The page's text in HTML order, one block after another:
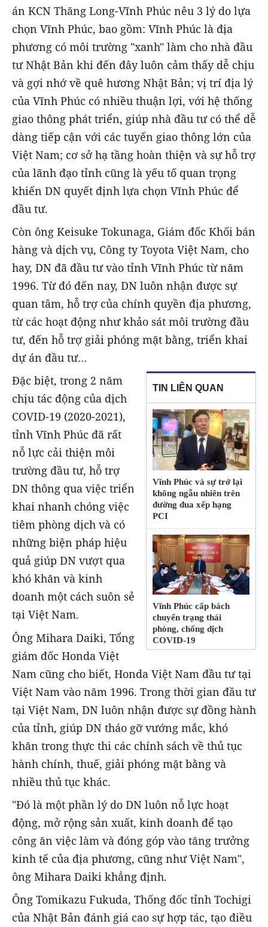
án KCN Thăng Long-Vĩnh Phúc nêu 3 lý do lựa
chọn Vĩnh Phúc, bao gồm: Vĩnh Phúc là địa
phương có môi trường "xanh" làm cho nhà đầu
tư Nhật Bản khi đến đây luôn cảm thấy dễ chịu
và gợi nhớ về quê hương Nhật Bản; vị trí địa lý
của Vĩnh Phúc có nhiều thuận lợi, với hệ thống
giao thông phát triển, giúp nhà đầu tư có thể dễ
dàng tiếp cận với các tuyến giao thông lớn của
Việt Nam; cơ sở hạ tầng hoàn thiện và sự hỗ trợ
của lãnh đạo tỉnh cũng là yếu tố quan trọng
khiến DN quyết định lựa chọn Vĩnh Phúc để
đầu tư.
Còn ông Keisuke Tokunaga, Giám đốc Khối bán
hàng và dịch vụ, Công ty Toyota Việt Nam, cho
hay, DN đã đầu tư vào tỉnh Vĩnh Phúc từ năm
1996. Từ đó đến nay, DN luôn nhận được sự
quan tâm, hỗ trợ của chính quyền địa phương,
từ các hoạt động như khảo sát môi trường đầu
tư, đến hỗ trợ giải phóng mặt bằng, triển khai
dự án đầu tư…
TIN LIÊN QUAN
Vĩnh Phúc và sự trở lại
không ngẫu nhiên trên
đường đua xếp hạng
PCI
Vĩnh Phúc cấp bách
chuyển trạng thái
phòng, chống dịch
COVID-19
Đặc biệt, trong 2 năm
chịu tác động của dịch
COVID-19 (2020-2021),
tỉnh Vĩnh Phúc đã rất
nỗ lực cải thiện môi
trường đầu tư, hỗ trợ
DN thông qua việc triển
khai nhanh chóng việc
tiêm phòng dịch và có
những biện pháp hiệu
quả giúp DN vượt qua
khó khăn và kinh
doanh một cách suôn sẻ
tại Việt Nam.
Ông Mihara Daiki, Tổng
giám đốc Honda Việt
Nam cũng cho biết, Honda Việt Nam đầu tư tại
Việt Nam vào năm 1996. Trong thời gian đầu tư
tại Việt Nam, DN luôn nhận được sự đồng hành
của tỉnh, giúp DN tháo gỡ vướng mắc, khó
khăn trong thực thi các chính sách về thủ tục
hành chính, thuế, giải phóng mặt bằng và
nhiều thủ tục khác.
"Đó là một phần lý do DN luôn nỗ lực hoạt
động, mở rộng sản xuất, kinh doanh để tạo
công ăn việc làm và đóng góp vào tăng trưởng
kinh tế của địa phương, cũng như Việt Nam",
ông Mihara Daiki khẳng định.
Ông Tomikazu Fukuda, Thống đốc tỉnh Tochigi
của Nhật Bản đánh giá cao sự hợp tác, tạo điều